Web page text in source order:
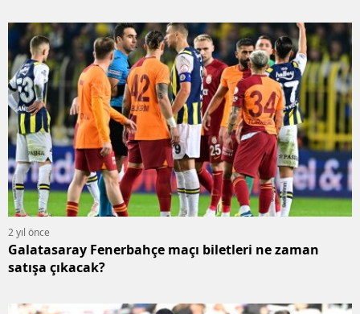
2 yıl önce
Galatasaray Fenerbahçe maçı biletleri ne zaman
satışa çıkacak?